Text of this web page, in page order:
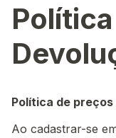
Política de
Ao cadastrar-se